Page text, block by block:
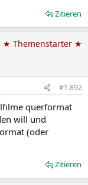
Zitieren
★ Themenstarter ★
#1.892
querformat
will und
(oder
Zitieren